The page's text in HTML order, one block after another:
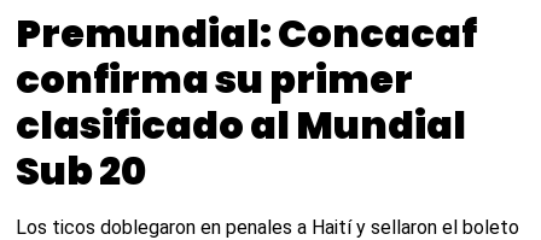
Premundial: Concacaf
confirma su primer
clasificado al Mundial
Sub 20
Los ticos doblegaron en penales a Haití y sellaron el boleto